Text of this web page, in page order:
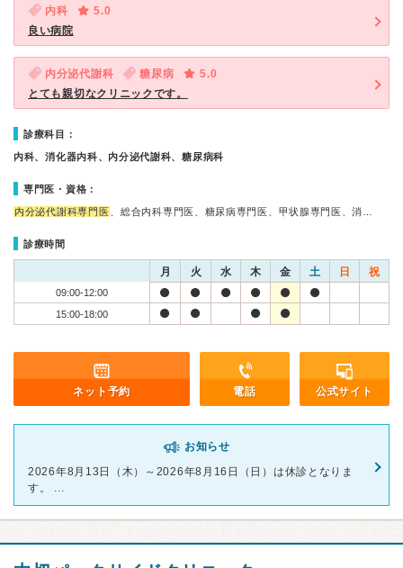
内科
5.0
良い病院
内分泌代謝科 糖尿病
5.0
とても親切なクリニックです。
診療科目：
内科、消化器内科、内分泌代謝科、糖尿病科
専門医・資格：
内分泌代謝科専門医 、総合内科専門医、糖尿病専門医、甲状腺専門医、消…
診療時間
月 火 水 木 金 土 日 祝
09:00-12:00
15:00-18:00
ネット予約 電話 公式サイト
お知らせ
2026年8月13日（木）～2026年8月16日（日）は休診となりま
す。 ...